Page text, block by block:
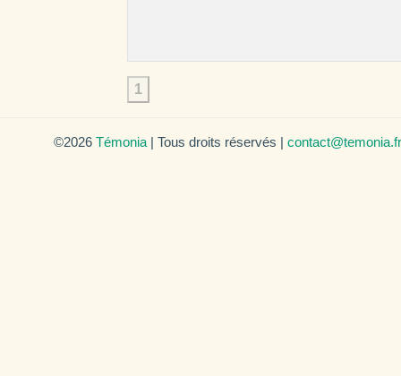
1
©2026 Témonia | Tous droits réservés | contact@temonia.fr